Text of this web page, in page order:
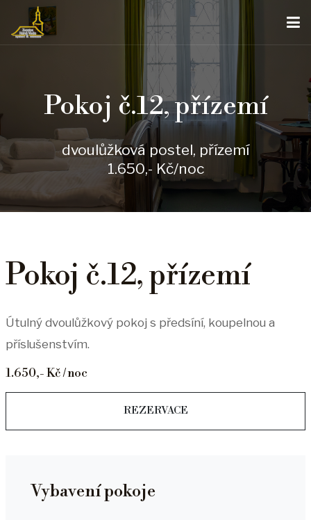
Pokoj č.12, přízemí
dvoulůžková postel, přízemí
1.650,- Kč/noc
Pokoj č.12, přízemí
Útulný dvoulůžkový pokoj s předsíní, koupelnou a
příslušenstvím.
1.650,- Kč / noc
REZERVACE
Vybavení pokoje